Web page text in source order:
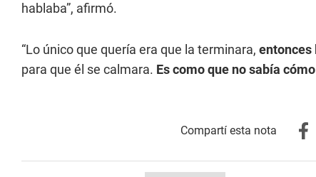
hablaba”, afirmó.
“Lo único que quería era que la terminara, entonces
para que él se calmara. Es como que no sabía